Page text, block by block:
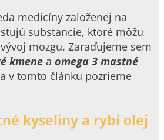
medicíny založenej na
substancie, ktoré môžu
mozgu. Zaraďujeme sem
kmene a omega 3 mastné
v tomto článku pozrieme
kyseliny a rybí olej